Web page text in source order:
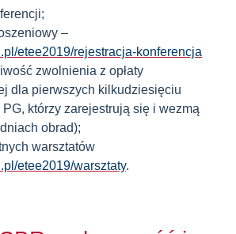
–
etee2019/rejestracja-konferencja
zwolnienia z opłaty
dla pierwszych kilkudziesięciu
którzy zarejestrują się i wezmą
obrad);
warsztatów
etee2019/warsztaty.